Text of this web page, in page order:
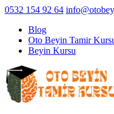
0532 154 92 64
Blog
Oto Beyin Tamir
Beyin Kursu